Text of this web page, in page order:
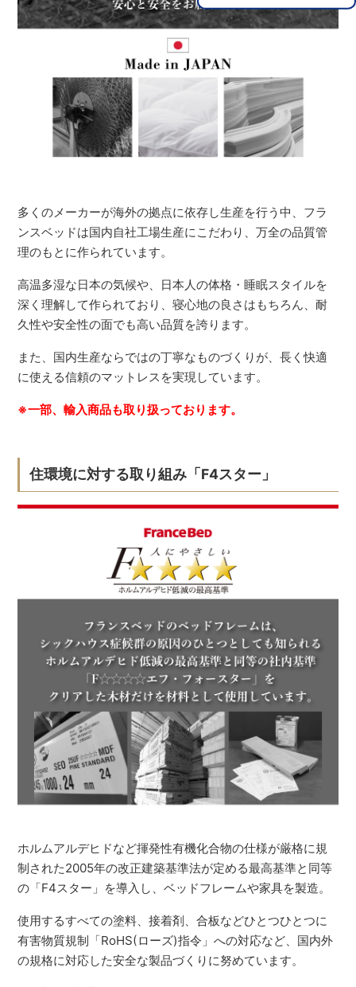
多くのメーカーが海外の拠点に依存し生産を行う中、フラ
ンスベッドは国内自社工場生産にこだわり、万全の品質管
理のもとに作られています。
高温多湿な日本の気候や、日本人の体格・睡眠スタイルを
深く理解して作られており、寝心地の良さはもちろん、耐
久性や安全性の面でも高い品質を誇ります。
また、国内生産ならではの丁寧なものづくりが、長く快適
に使える信頼のマットレスを実現しています。
※一部、輸入商品も取り扱っております。
住環境に対する取り組み「F4スター」
ホルムアルデヒドなど揮発性有機化合物の仕様が厳格に規
制された2005年の改正建築基準法が定める最高基準と同等
の「F4スター」を導入し、ベッドフレームや家具を製造。
使用するすべての塗料、接着剤、合板などひとつひとつに
有害物質規制「RoHS(ローズ)指令」への対応など、国内外
の規格に対応した安全な製品づくりに努めています。